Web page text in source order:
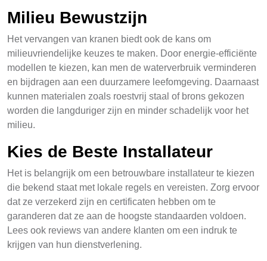
Milieu Bewustzijn
Het vervangen van kranen biedt ook de kans om
milieuvriendelijke keuzes te maken. Door energie-efficiënte
modellen te kiezen, kan men de waterverbruik verminderen
en bijdragen aan een duurzamere leefomgeving. Daarnaast
kunnen materialen zoals roestvrij staal of brons gekozen
worden die langduriger zijn en minder schadelijk voor het
milieu.
Kies de Beste Installateur
Het is belangrijk om een betrouwbare installateur te kiezen
die bekend staat met lokale regels en vereisten. Zorg ervoor
dat ze verzekerd zijn en certificaten hebben om te
garanderen dat ze aan de hoogste standaarden voldoen.
Lees ook reviews van andere klanten om een indruk te
krijgen van hun dienstverlening.